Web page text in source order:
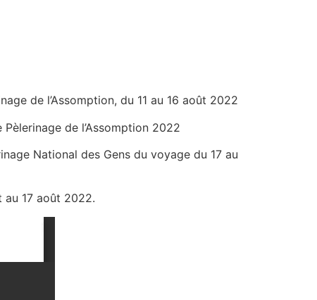
de l’Assomption, du 11 au 16 août 2022
de l’Assomption 2022
National des Gens du voyage du 17 au
17 août 2022.